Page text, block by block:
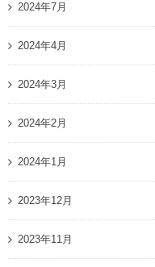
2024年7月
2024年4月
2024年3月
2024年2月
2024年1月
2023年12月
2023年11月